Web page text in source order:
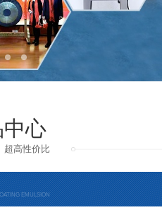
心
超高性价比
EMULSION